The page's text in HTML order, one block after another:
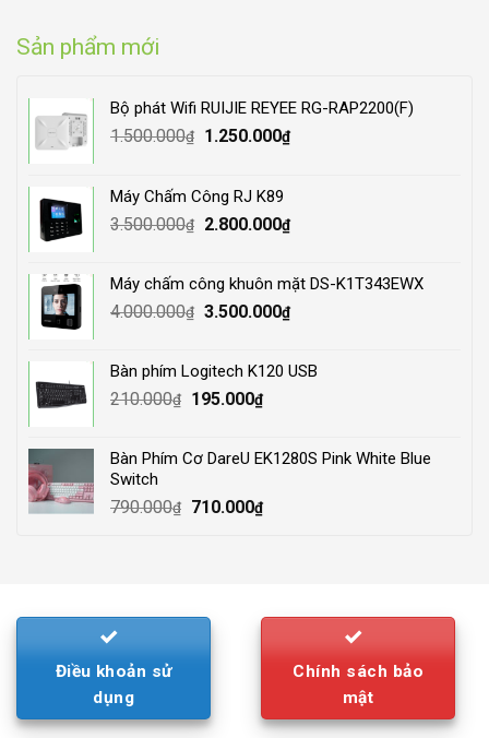
Sản phẩm mới
Bộ phát Wifi RUIJIE REYEE RG-RAP2200(F)
1.500.000₫
Original
1.500.000₫.
1.250.000₫Current
Máy Chấm Công RJ K89
3.500.000₫
Original
3.500.000₫.
2.800.000₫Current
2.800.000₫.
Máy chấm công khuôn mặt DS-K1T343EWX
4.000.000₫ Original
4.000.000₫.
3.500.000₫Current
3.500.000₫.
Bàn phím Logitech K120 USB
210.000₫
Original
210.000₫.
195.000₫Current
195.000₫.
Bàn Phím Cơ DareU EK1280S Pink White Blue
Switch
790.000₫
Original
710.000₫Current
Điều khoản sử
dụng
Chính sách bảo
mật